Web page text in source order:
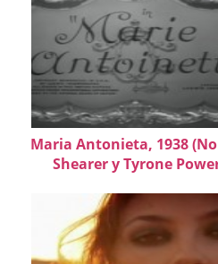
Maria Antonieta, 1938
Shearer y Tyrone